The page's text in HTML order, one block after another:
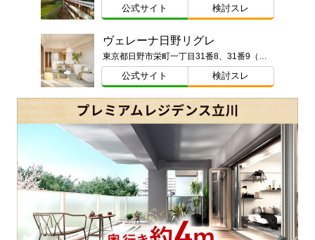
公式サイト 検討スレ
ヴェレーナ日野リグレ
東京都日野市栄町一丁目31番8、31番9（地番）
公式サイト 検討スレ